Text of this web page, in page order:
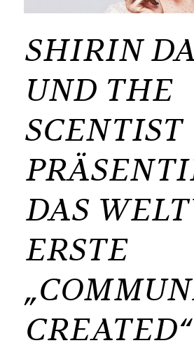
SHIRIN
UND THE
SCENTIST
DAS
ERSTE
CREATED“